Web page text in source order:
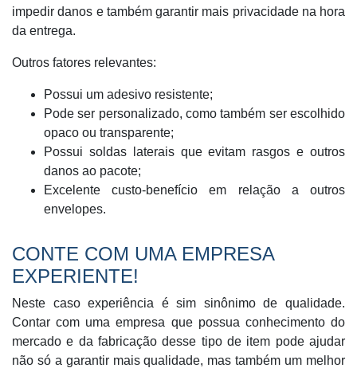
impedir danos e também garantir mais privacidade na hora
da entrega.
Outros fatores relevantes:
Possui um adesivo resistente;
Pode ser personalizado, como também ser escolhido
opaco ou transparente;
Possui soldas laterais que evitam rasgos e outros
danos ao pacote;
Excelente custo-benefício em relação a outros
envelopes.
CONTE COM UMA EMPRESA
EXPERIENTE!
Neste caso experiência é sim sinônimo de qualidade.
Contar com uma empresa que possua conhecimento do
mercado e da fabricação desse tipo de item pode ajudar
não só a garantir mais qualidade, mas também um melhor